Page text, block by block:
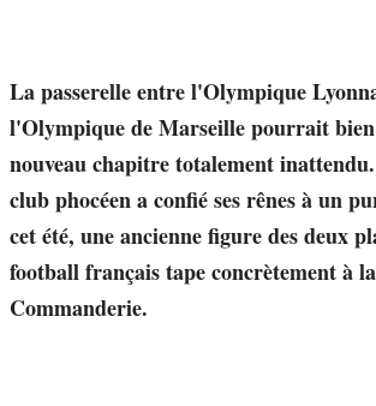
La passerelle entre l'Olympique
l'Olympique de Marseille pourrait
nouveau chapitre totalement
club phocéen a confié ses rênes à un
cet été, une ancienne figure des deux
football français tape concrètement à
Commanderie.